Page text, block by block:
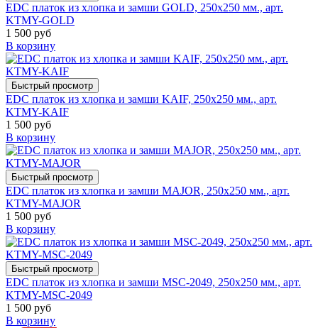
EDC платок из хлопка и замши GOLD, 250х250 мм., арт.
KTMY-GOLD
1 500 руб
В корзину
Быстрый просмотр
EDC платок из хлопка и замши KAIF, 250х250 мм., арт.
KTMY-KAIF
1 500 руб
В корзину
Быстрый просмотр
EDC платок из хлопка и замши MAJOR, 250х250 мм., арт.
KTMY-MAJOR
1 500 руб
В корзину
Быстрый просмотр
EDC платок из хлопка и замши MSC-2049, 250х250 мм., арт.
KTMY-MSC-2049
1 500 руб
В корзину